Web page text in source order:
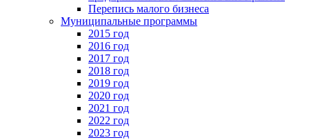
Перепись малого бизнеса
Муниципальные программы
2015 год
2016 год
2017 год
2018 год
2019 год
2020 год
2021 год
2022 год
2023 год